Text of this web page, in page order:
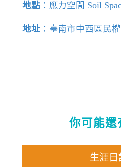
地點：應力空間 Soil
地址：臺南市中西區民
你可能還
生涯日